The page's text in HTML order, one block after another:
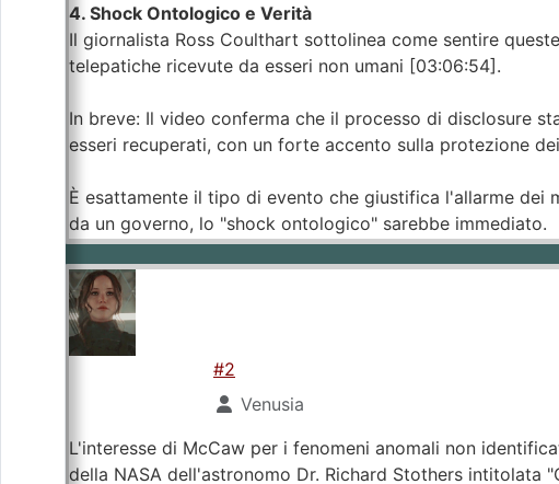
4. Shock Ontologico e Verità
Il giornalista Ross Coulthart sottolinea come sentire
telepatiche ricevute da esseri non umani [03:06:54].
In breve: Il video conferma che il processo di disclosure
esseri recuperati, con un forte accento sulla protezione
È esattamente il tipo di evento che giustifica l'allarme dei
da un governo, lo "shock ontologico" sarebbe immediato.
#2
Venusia
L'interesse di McCaw per i fenomeni anomali non
della NASA dell'astronomo Dr. Richard Stothers